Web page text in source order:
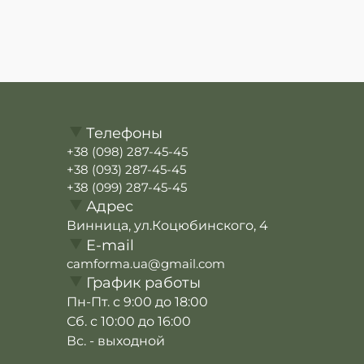
Телефоны
+38 (098) 287-45-45
+38 (093) 287-45-45
+38 (099) 287-45-45
Адрес
Винница, ул.Коцюбинского, 4
E-mail
camforma.ua@gmail.com
График работы
Пн-Пт. с 9:00 до 18:00
Сб. с 10:00 до 16:00
Вс. - выходной